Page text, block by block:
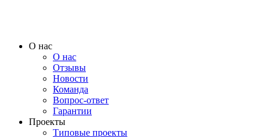
О нас
О нас
Отзывы
Новости
Команда
Вопрос-ответ
Гарантии
Проекты
Типовые проекты